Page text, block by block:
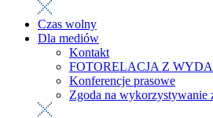
Czas wolny
Dla mediów
Kontakt
FOTORELACJA Z
Konferencje prasowe
Zgoda na wykorzystywanie